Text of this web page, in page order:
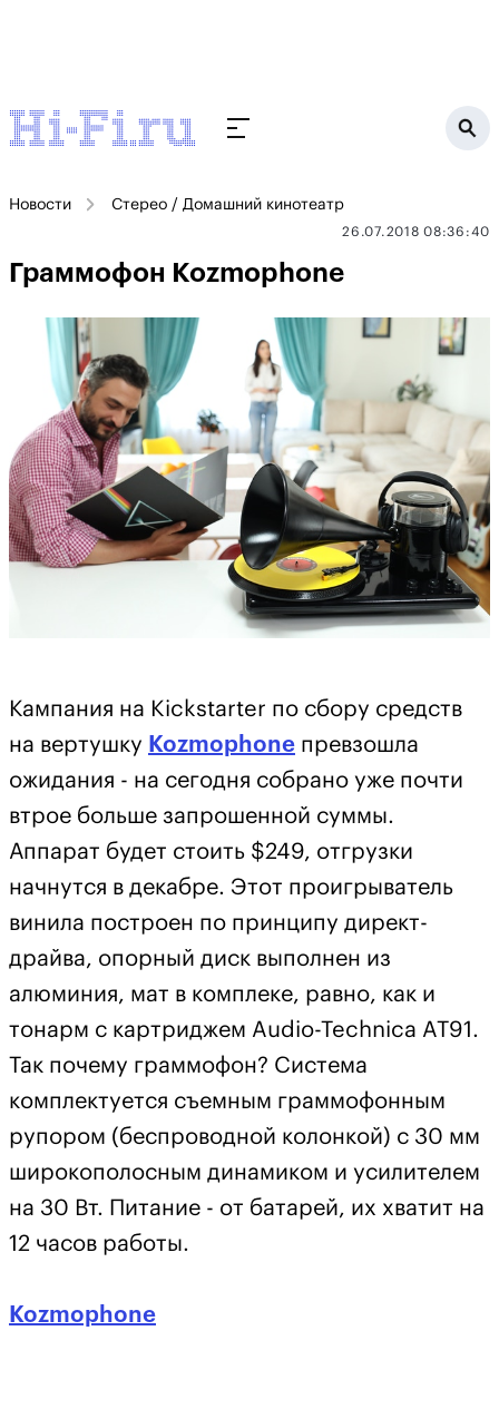
Новости Стерео / Домашний кинотеатр
26.07.2018 08:36:40
Граммофон Kozmophone
Кампания на Kickstarter по сбору средств
на вертушку Kozmophone превзошла
ожидания - на сегодня собрано уже почти
втрое больше запрошенной суммы.
Аппарат будет стоить $249, отгрузки
начнутся в декабре. Этот проигрыватель
винила построен по принципу директ-
драйва, опорный диск выполнен из
алюминия, мат в комплеке, равно, как и
тонарм с картриджем Audio-Technica AT91.
Так почему граммофон? Система
комплектуется съемным граммофонным
рупором (беспроводной колонкой) с 30 мм
широкополосным динамиком и усилителем
на 30 Вт. Питание - от батарей, их хватит на
12 часов работы.
Kozmophone